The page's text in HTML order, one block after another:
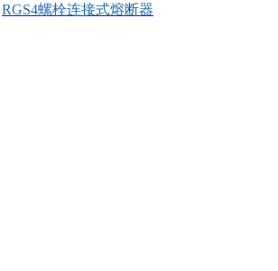
RGS4螺栓连接式熔断器